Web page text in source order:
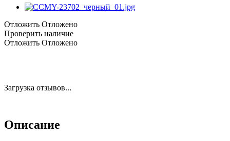
Отложить Отложено
Проверить наличие
Отложить Отложено
Загрузка отзывов...
Описание